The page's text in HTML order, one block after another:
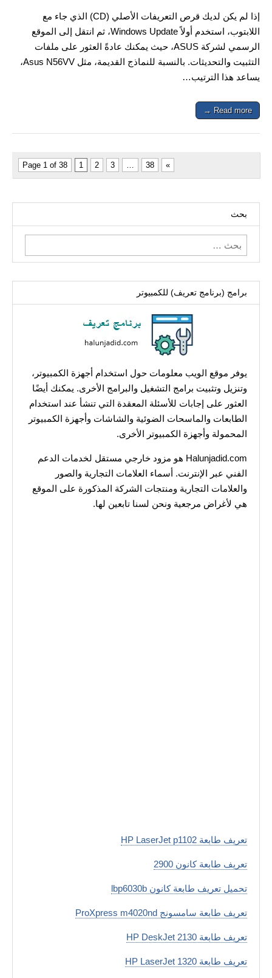
إذا لم يكن لديك قرص التعريفات الأصلي (CD) الذي جاء مع
اللابتوب، استخدم أولاً Windows Update، ثم انتقل إلى الموقع
الرسمي لشركة ASUS، حيث يمكنك عادةً العثور على ملفات
التثبيت والتحديثات. بالنسبة للنماذج القديمة، مثل Asus N56VV،
يساعد هذا الترتيب…
Read more →
Page 1 of 38 1 2 3 … 38 »
بحث
البحث
عن:
برامج (برنامج تعريف) للكمبيوتر
يوفر موقع الويب معلومات حول استخدام أجهزة الكمبيوتر،
وتنزيل وتثبيت برامج التشغيل والبرامج الأخرى. يمكنك أيضًا
العثور على إجابات للأسئلة المعقدة التي تنشأ عند استخدام
الطابعات والماسحات الضوئية والشاشات وأجهزة الكمبيوتر
المحمولة وأجهزة الكمبيوتر الأخرى.
Halunjadid.com هو مزود خارجي مستقل لخدمات الدعم
الفني عبر الإنترنت. أسماء العلامات التجارية والصور
والعلامات التجارية ومنتجات الشركة المذكورة على الموقع
هي لأغراض مرجعية ونحن لسنا تابعين لها.
تعريف طابعة HP LaserJet p1102
تعريف طابعة كانون 2900
تحميل تعريف طابعة كانون lbp6030b
تعريف طابعة سامسونج ProXpress m4020nd
تعريف طابعة HP DeskJet 2130
تعريف طابعة HP LaserJet 1320